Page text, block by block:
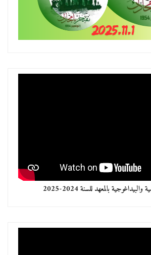
بالمعهد للسنة 2024-2025